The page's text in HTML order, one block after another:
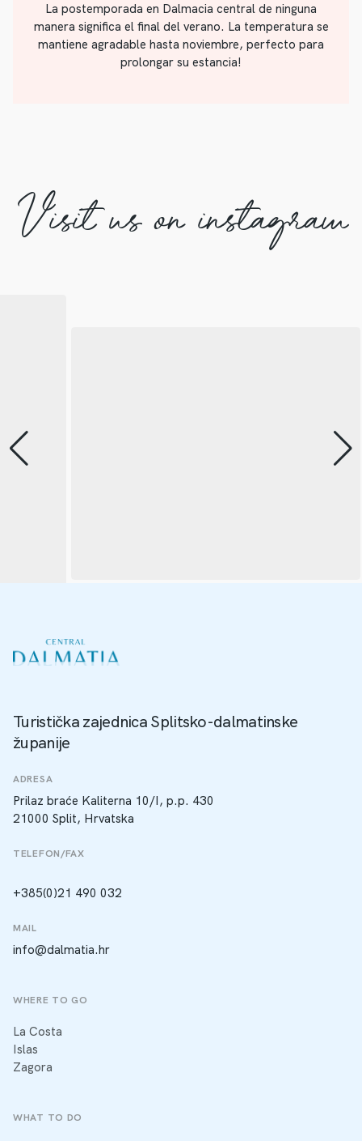
La postemporada en Dalmacia central de ninguna
manera significa el final del verano. La temperatura se
mantiene agradable hasta noviembre, perfecto para
prolongar su estancia!
Visit us on instagram
Turistička zajednica Splitsko-dalmatinske
županije
ADRESA
Prilaz braće Kaliterna 10/I, p.p. 430
21000 Split, Hrvatska
TELEFON/FAX
+385(0)21 490 032
MAIL
info@dalmatia.hr
WHERE TO GO
La Costa
Islas
Zagora
WHAT TO DO